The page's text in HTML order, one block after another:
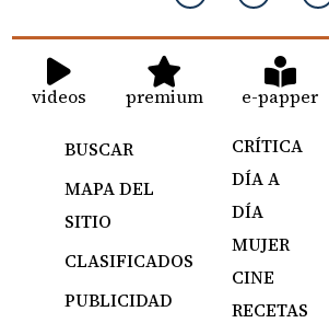
videos premium e-papper
BUSCAR
MAPA DEL
SITIO
CLASIFICADOS
PUBLICIDAD
CRÍTICA
DÍA A
DÍA
MUJER
CINE
RECETAS